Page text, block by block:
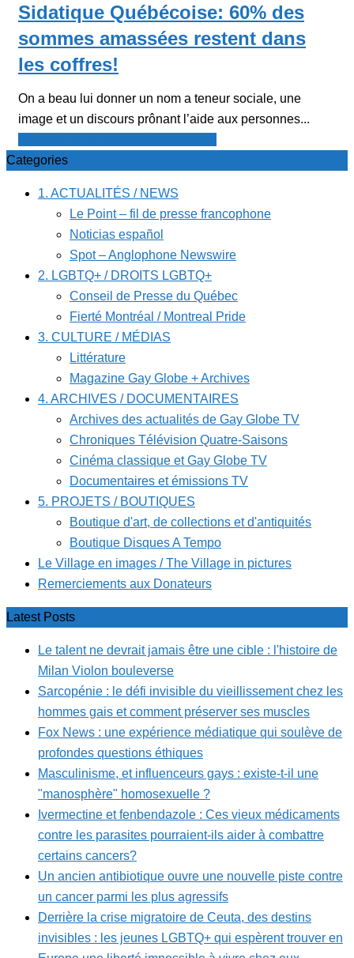
Sidatique Québécoise: 60% des
sommes amassées restent dans
les coffres!
On a beau lui donner un nom a teneur sociale, une
image et un discours prônant l’aide aux personnes...
Categories
1. ACTUALITÉS / NEWS
Le Point – fil de presse francophone
Noticias español
Spot – Anglophone Newswire
2. LGBTQ+ / DROITS LGBTQ+
Conseil de Presse du Québec
Fierté Montréal / Montreal Pride
3. CULTURE / MÉDIAS
Littérature
Magazine Gay Globe + Archives
4. ARCHIVES / DOCUMENTAIRES
Archives des actualités de Gay Globe TV
Chroniques Télévision Quatre-Saisons
Cinéma classique et Gay Globe TV
Documentaires et émissions TV
5. PROJETS / BOUTIQUES
Boutique d'art, de collections et d'antiquités
Boutique Disques A Tempo
Le Village en images / The Village in pictures
Remerciements aux Donateurs
Latest Posts
Le talent ne devrait jamais être une cible : l'histoire de
Milan Violon bouleverse
Sarcopénie : le défi invisible du vieillissement chez les
hommes gais et comment préserver ses muscles
Fox News : une expérience médiatique qui soulève de
profondes questions éthiques
Masculinisme, et influenceurs gays : existe-t-il une
"manosphère" homosexuelle ?
Ivermectine et fenbendazole : Ces vieux médicaments
contre les parasites pourraient-ils aider à combattre
certains cancers?
Un ancien antibiotique ouvre une nouvelle piste contre
un cancer parmi les plus agressifs
Derrière la crise migratoire de Ceuta, des destins
invisibles : les jeunes LGBTQ+ qui espèrent trouver en